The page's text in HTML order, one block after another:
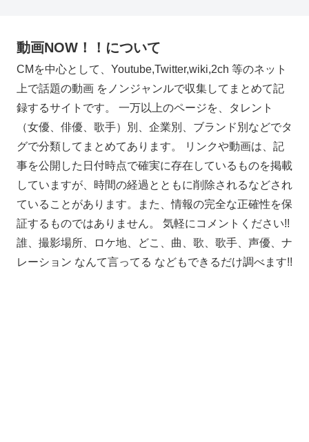
動画NOW！！について
CMを中心として、Youtube,Twitter,wiki,2ch 等のネット
上で話題の動画 をノンジャンルで収集してまとめて記
録するサイトです。 一万以上のページを、タレント
（女優、俳優、歌手）別、企業別、ブランド別などでタ
グで分類してまとめてあります。 リンクや動画は、記
事を公開した日付時点で確実に存在しているものを掲載
していますが、時間の経過とともに削除されるなどされ
ていることがあります。また、情報の完全な正確性を保
証するものではありません。 気軽にコメントください!!
誰、撮影場所、ロケ地、どこ、曲、歌、歌手、声優、ナ
レーション なんて言ってる などもできるだけ調べます!!